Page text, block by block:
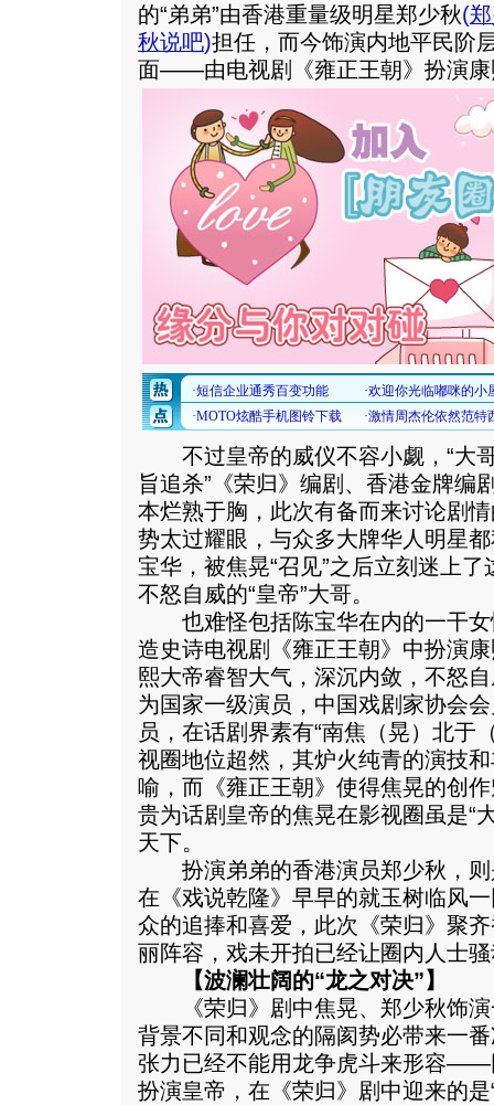
的“弟弟”由香港重量级明星郑少秋(
秋说吧)担任，而今饰演内地平民阶
面——由电视剧《雍正王朝》扮演康
不过皇帝的威仪不容小觑，“大哥
旨追杀”《荣归》编剧、香港金牌编
本烂熟于胸，此次有备而来讨论剧
势太过耀眼，与众多大牌华人明星
宝华，被焦晃“召见”之后立刻迷上
不怒自威的“皇帝”大哥。
也难怪包括陈宝华在内的一干女
造史诗电视剧《雍正王朝》中扮演
熙大帝睿智大气，深沉内敛，不怒
为国家一级演员，中国戏剧家协会
员，在话剧界素有“南焦（晃）北于
视圈地位超然，其炉火纯青的演技
喻，而《雍正王朝》使得焦晃的创
贵为话剧皇帝的焦晃在影视圈虽是“
天下。
扮演弟弟的香港演员郑少秋，则
在《戏说乾隆》早早的就玉树临风
众的追捧和喜爱，此次《荣归》聚
丽阵容，戏未开拍已经让圈内人士
【波澜壮阔的“龙之对决”】
《荣归》剧中焦晃、郑少秋饰演
背景不同和观念的隔阂势必带来一
张力已经不能用龙争虎斗来形容——
扮演皇帝，在《荣归》剧中迎来的